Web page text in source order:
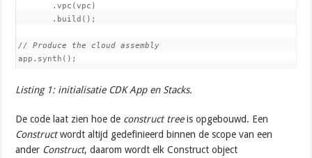
.vpc(vpc)
.build();
// Produce the cloud assembly
app.synth();
Listing 1: initialisatie CDK App en Stacks.
De code laat zien hoe de construct treeis opgebouwd. Een
Constructwordt altijd gedefinieerd binnen de scope van een
ander Construct, daarom wordt elk Construct object